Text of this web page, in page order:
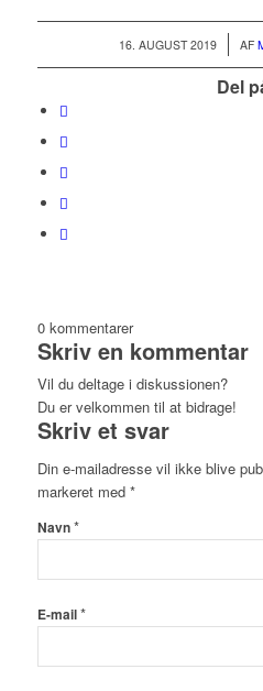
16. AUGUST 2019
/ AF
Del
0 kommentarer
Skriv en kommentar
Vil du deltage i diskussionen?
Du er velkommen til at bidrage!
Skriv et svar
Din e-mailadresse vil ikke blive
markeret med *
Navn*
E-mail*